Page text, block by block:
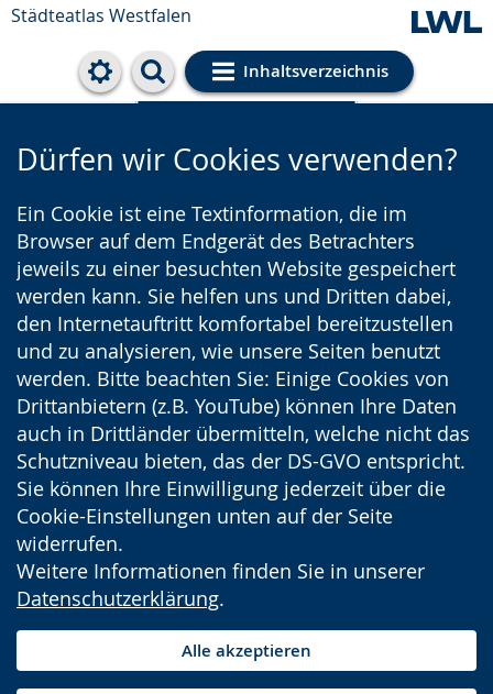
Städteatlas Westfalen
Inhaltsverzeichnis
Cookie-Einstellungen
Dürfen wir Cookies verwenden?
Ein Cookie ist eine Textinformation, die im
Browser auf dem Endgerät des Betrachters
jeweils zu einer besuchten Website gespeichert
werden kann. Sie helfen uns und Dritten dabei,
den Internetauftritt komfortabel bereitzustellen
und zu analysieren, wie unsere Seiten benutzt
werden. Bitte beachten Sie: Einige Cookies von
Drittanbietern (z.B. YouTube) können Ihre Daten
auch in Drittländer übermitteln, welche nicht das
Schutzniveau bieten, das der DS-GVO entspricht.
Sie können Ihre Einwilligung jederzeit über die
Cookie-Einstellungen unten auf der Seite
widerrufen.
Weitere Informationen finden Sie in unserer
Datenschutzerklärung.
Alle akzeptieren